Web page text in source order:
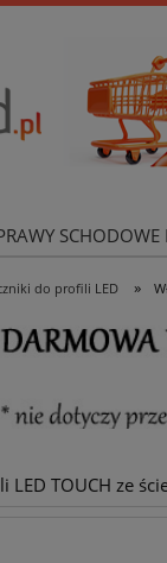
SCHODOWE
do profili LED »
TOUCH ze